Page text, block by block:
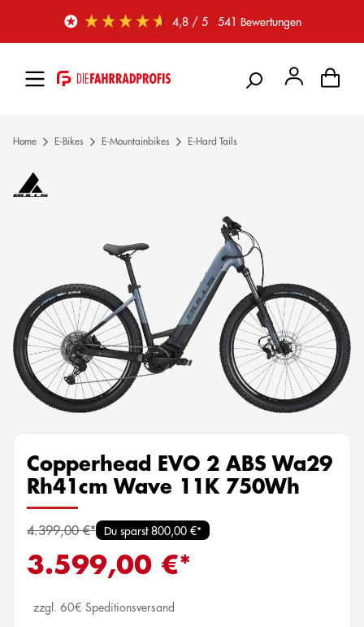
Zum Hauptinhalt springen 4,8/ 5 541 Bewertungen
Copperhead EVO 2 ABS Wa29
Rh41cm Wave 11K 750Wh
4.399,00 €* Du sparst 800,00 €*
3.599,00 €*
zzgl. 60€ Speditionsversand
Home E-Bikes E-Mountainbikes E-Hard Tails